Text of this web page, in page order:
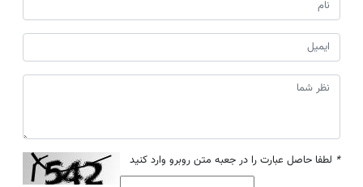
* لطفا حاصل عبارت را در جعبه متن روبرو وارد کنید